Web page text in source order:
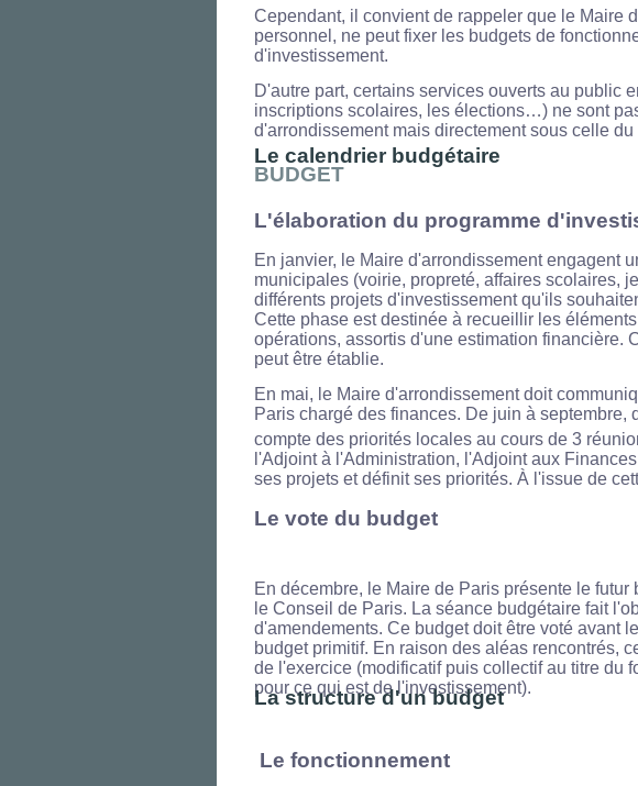
Cependant, il convient de rappeler que le Maire
personnel, ne peut fixer les budgets de
d'investissement.
D'autre part, certains services ouverts au public
inscriptions scolaires, les élections…) ne sont
d'arrondissement mais directement sous celle du
BUDGET
Le calendrier budgétaire
L'élaboration du programme
En janvier, le Maire d'arrondissement engagent
municipales (voirie, propreté, affaires scolaires,
différents projets d'investissement qu'ils
Cette phase est destinée à recueillir les
opérations, assortis d'une estimation financière.
peut être établie.
En mai, le Maire d'arrondissement doit
Paris chargé des finances. De juin à
compte des priorités locales au cours de 3
l'Adjoint à l'Administration, l'Adjoint aux
ses projets et définit ses priorités. À l'issue de
Le vote du budget
En décembre, le Maire de Paris présente le
le Conseil de Paris. La séance budgétaire fait
d'amendements. Ce budget doit être voté avant
budget primitif. En raison des aléas rencontrés,
de l'exercice (modificatif puis collectif au titre du
pour ce qui est de l'investissement).
La structure d'un budget
Le fonctionnement